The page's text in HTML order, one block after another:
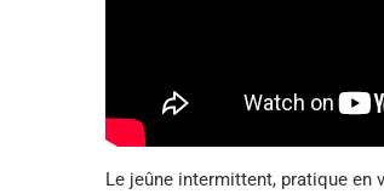
Le jeûne intermittent, pratique